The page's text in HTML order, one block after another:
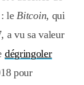
: leBitcoin, qui
a vu sa valeur
dégringoler
pour